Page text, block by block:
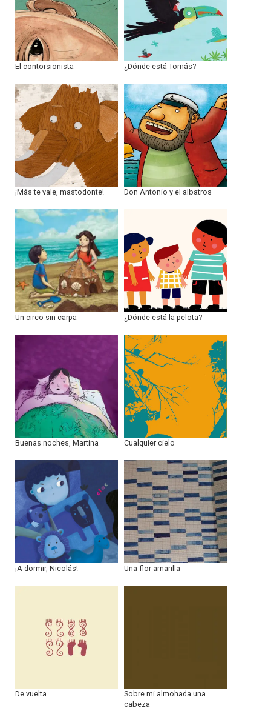
El contorsionista ¿Dónde está Tomás?
¡Más te vale, mastodonte! Don Antonio y el albatros
Un circo sin carpa ¿Dónde está la pelota?
Buenas noches, Martina Cualquier cielo
¡A dormir, Nicolás! Una flor amarilla
De vuelta
Sobre mi almohada una
cabeza